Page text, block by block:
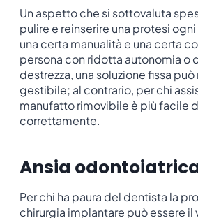
Un aspetto che si sottovaluta
pulire e reinserire una protesi
una certa manualità e una certa
persona con ridotta autonomia o
destrezza, una soluzione fissa
gestibile; al contrario, per chi
manufatto rimovibile è più facile
correttamente.
Ansia
Per chi ha paura del dentista la
chirurgia implantare può essere il